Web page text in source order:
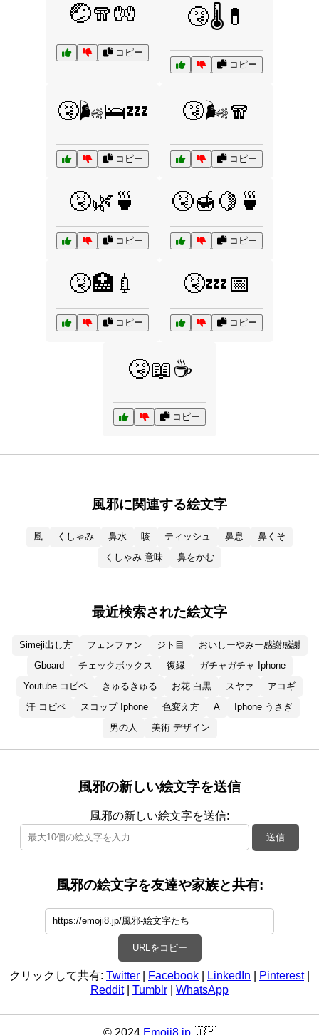
🤕🧣🧤
コピー
🤧🌡️💊
コピー
🤧🌬️🛌💤
コピー
🤧🌬️🧣
コピー
🤧🌿🍵
コピー
🤧🍯🍋🍵
コピー
🤧🏥💉
コピー
🤧💤📅
コピー
🤧📖☕
コピー
風邪に関連する絵文字
風 くしゃみ 鼻水 咳 ティッシュ 鼻息
鼻くそ
くしゃみ 意味
鼻をかむ
最近検索された絵文字
Simeji出し方 フェンファン ジト目
おいしーやみー感謝感謝
Gboard
チェックボックス 復縁
ガチャガチャ Iphone
Youtube コピペ
きゅるきゅる お花 白黒 スヤァ
アコギ
汗 コピペ
スコップ Iphone 色変え方 A
Iphone うさぎ
男の人
美術 デザイン
風邪の新しい絵文字を送信
風邪の新しい絵文字を送信:
送信
風邪の絵文字を友達や家族と共有:
URLをコピー
クリックして共有: Twitter Facebook LinkedIn Pinterest|
Reddit| Tumblr WhatsApp
© 2024 Emoji8.jp🇯🇵